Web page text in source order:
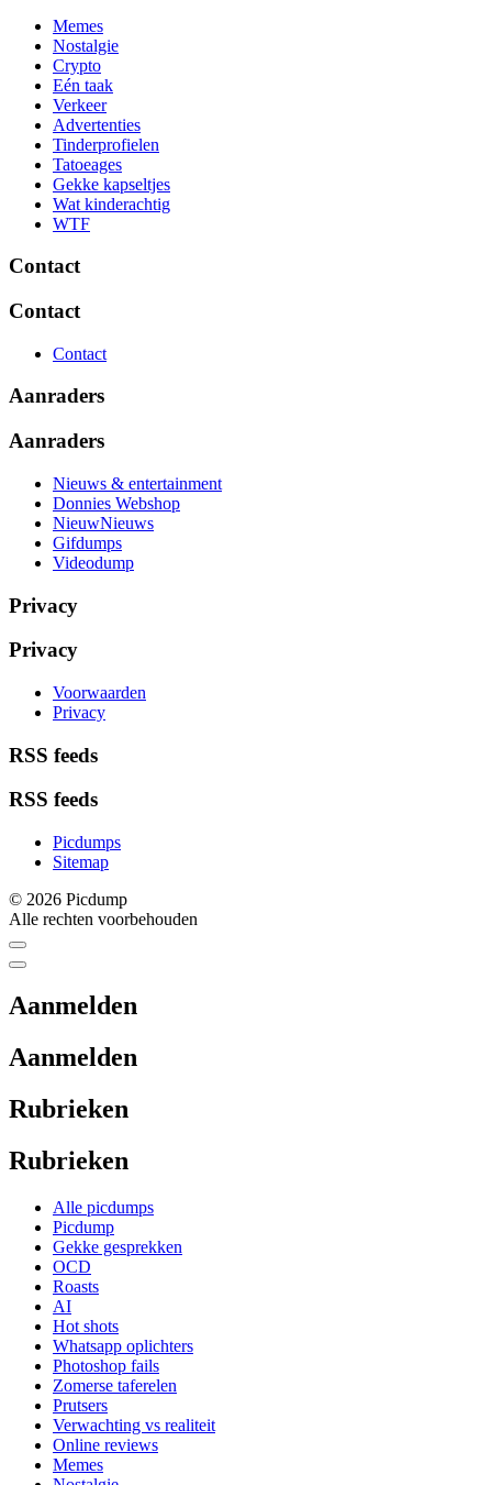
Memes
Nostalgie
Crypto
Eén taak
Verkeer
Advertenties
Tinderprofielen
Tatoeages
Gekke kapseltjes
Wat kinderachtig
WTF
Contact
Contact
Contact
Aanraders
Aanraders
Nieuws & entertainment
Donnies Webshop
NieuwNieuws
Gifdumps
Videodump
Privacy
Privacy
Voorwaarden
Privacy
RSS feeds
RSS feeds
Picdumps
Sitemap
© 2026 Picdump
Alle rechten voorbehouden
Aanmelden
Aanmelden
Rubrieken
Rubrieken
Alle picdumps
Picdump
Gekke gesprekken
OCD
Roasts
AI
Hot shots
Whatsapp oplichters
Photoshop fails
Zomerse taferelen
Prutsers
Verwachting vs realiteit
Online reviews
Memes